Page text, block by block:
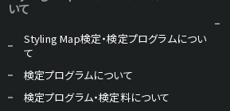
いて
Styling Map検定・検定プログラムについ
て
検定プログラムについて
検定プログラム・検定料について